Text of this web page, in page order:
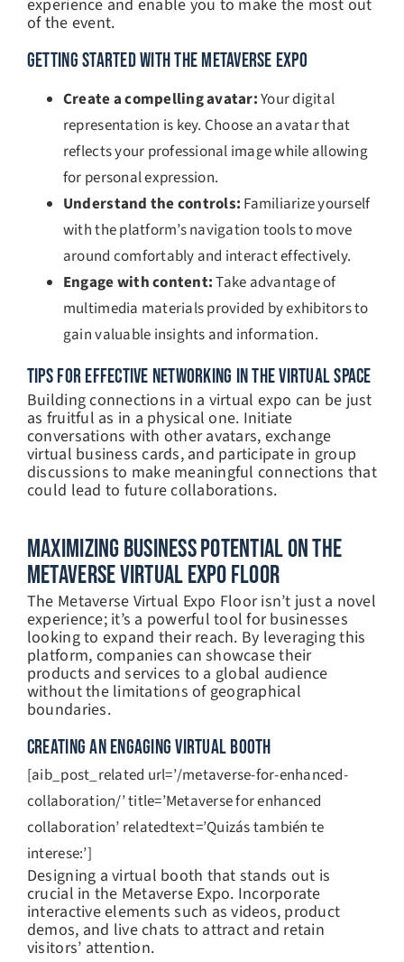
experience and enable you to make the most out
of the event.
GETTING STARTED WITH THE METAVERSE EXPO
Create a compelling avatar:Your digital
representation is key. Choose an avatar that
reflects your professional image while allowing
for personal expression.
Understand the controls: Familiarize yourself
with the platform’s navigation tools to move
around comfortably and interact effectively.
Engage with content:Take advantage of
multimedia materials provided by exhibitors to
gain valuable insights and information.
TIPS FOR EFFECTIVE NETWORKING IN THE VIRTUAL SPACE
Building connections in a virtual expo can be just
as fruitful as in a physical one. Initiate
conversations with other avatars, exchange
virtual business cards, and participate in group
discussions to make meaningful connections that
could lead to future collaborations.
Maximizing Business Potential On The
Metaverse Virtual Expo Floor
The Metaverse Virtual Expo Floor isn’t just a novel
experience; it’s a powerful tool for businesses
looking to expand their reach. By leveraging this
platform, companies can showcase their
products and services to a global audience
without the limitations of geographical
boundaries.
CREATING AN ENGAGING VIRTUAL BOOTH
[aib_post_related url=’/metaverse-for-enhanced-
collaboration/’ title=’Metaverse for enhanced
collaboration’ relatedtext=’Quizás también te
interese:’]
Designing a virtual booth that stands out is
crucial in the Metaverse Expo. Incorporate
interactive elements such as videos, product
demos, and live chats to attract and retain
visitors’ attention.